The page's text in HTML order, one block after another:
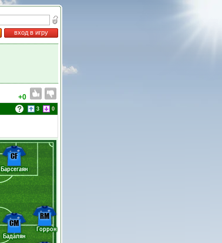
вход в игру
+0
3 0
Бадалян
Горрон
Барсегаян
CM
RM
CF